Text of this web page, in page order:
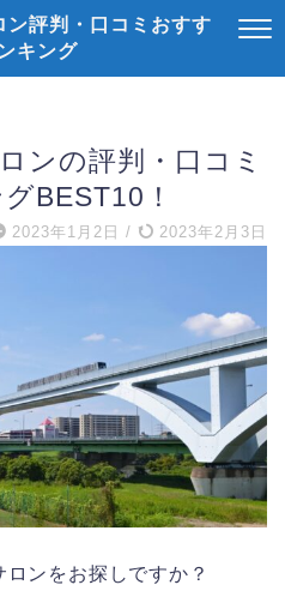
評判・口コミおすす
キング
ンの評判・口コミ
BEST10！
2023年1月2日 / 2023年2月3日
ンをお探しですか？